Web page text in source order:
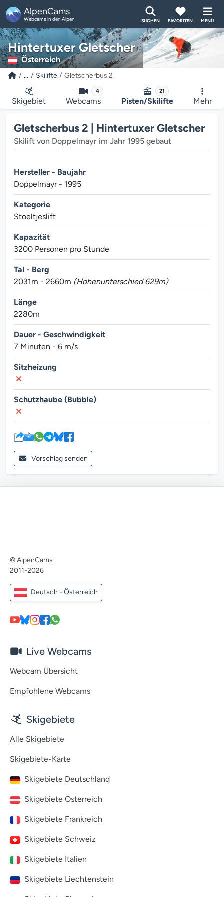
AlpenCams
Webcams in den Alpen SUCHEN FAVORITEN MENÜ
Hintertuxer Gletscher
Österreich
... Skilifte Gletscherbus 2
Skigebiet
4
Webcams
21
Pisten/Skilifte Mehr
Gletscherbus 2 | Hintertuxer Gletscher
Skilift von Doppelmayr im Jahr 1995 gebaut
Hersteller - Baujahr
Doppelmayr - 1995
Kategorie
Stoeltjeslift
Kapazität
3200 Personen pro Stunde
Tal - Berg
2031m - 2660m (Höhenunterschied 629m)
Länge
2280m
Dauer - Geschwindigkeit
7 Minuten - 6 m/s
Sitzheizung
Schutzhaube (Bubble)
Vorschlag senden
© AlpenCams
2011-2026
Deutsch - Österreich
Live Webcams
Webcam Übersicht
Empfohlene Webcams
Skigebiete
Alle Skigebiete
Skigebiete-Karte
Skigebiete Deutschland
Skigebiete Österreich
Skigebiete Frankreich
Skigebiete Schweiz
Skigebiete Italien
Skigebiete Liechtenstein